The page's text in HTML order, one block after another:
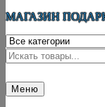
МАГАЗИН
Искать
Меню